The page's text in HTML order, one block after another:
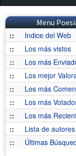
Menu
::
Indice del Web
::
Los más vistos
::
Los más
::
Los mejor
::
Los más
::
Los más
::
Los más
::
Lista de autores
::
Últimas